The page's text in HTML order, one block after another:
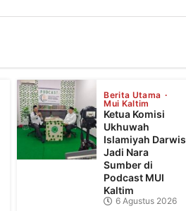
Berita Utama
Mui Kaltim
Ketua Komisi
Ukhuwah
Islamiyah Darwis
Jadi Nara
Sumber di
Podcast MUI
Kaltim
6 Agustus 2026